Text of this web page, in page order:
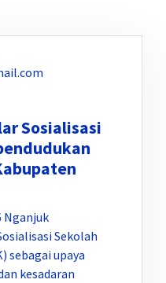
Sosialisasi
Nganjuk
Sekolah
sebagai upaya
kesadaran